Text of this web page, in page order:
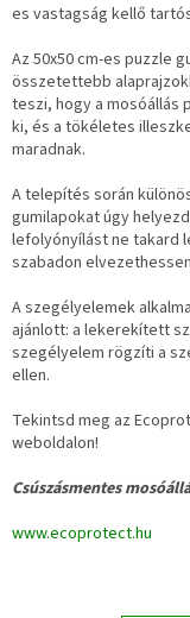
es vastagság kellő
Az 50x50 cm-es puzzle
összetettebb
teszi, hogy a
ki, és a tökéletes
maradnak.
A telepítés során
gumilapokat úgy
lefolyónyílást ne takard
szabadon
A szegélyelemek
ajánlott: a lekerekített
szegélyelem rögzíti a
ellen.
Tekintsd meg az
weboldalon!
Csúszásmentes
www.ecoprotect.hu